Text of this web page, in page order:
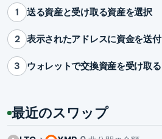
1 送る資産と受け取る資産を選択
2 表示されたアドレスに資金を送付
3 ウォレットで交換資産を受け取る
最近のスワップ